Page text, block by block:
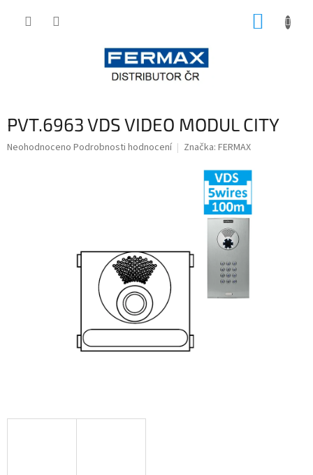
PVT.6963 VDS VIDEO MODUL CITY
Průměrné
Neohodnoceno Podrobnosti hodnocení Značka: FERMAX